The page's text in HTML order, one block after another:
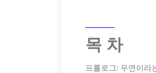
목 차
프롤로그: 우연이라